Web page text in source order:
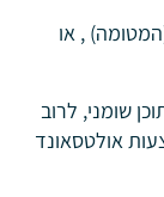
, או
שומני, לרוב
אולטסאונד